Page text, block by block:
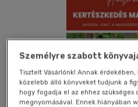
Személyre szabott
Tisztelt Vásárlónk! Annak
közelebb álló könyveket tudjunk a
hogy fogadja el az ehhez szükséges
megnyomásával. Ennek hiányában